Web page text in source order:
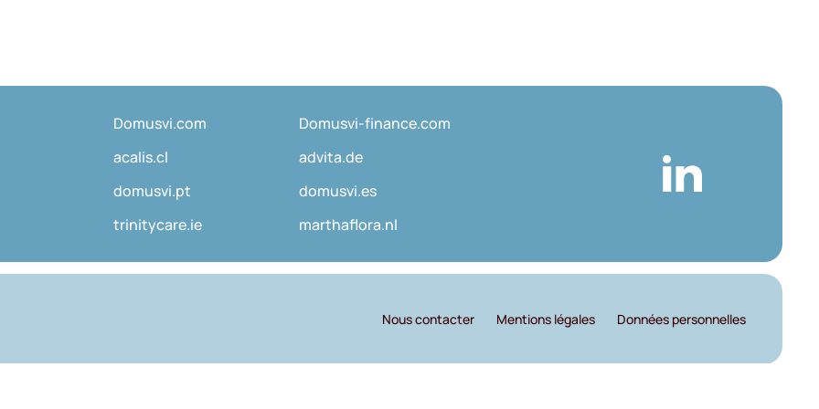
Domusvi.com
Domusvi-finance.com
acalis.cl
advita.de
domusvi.pt
domusvi.es
trinitycare.ie
marthaflora.nl
Nous contacter Mentions légales Données personnelles